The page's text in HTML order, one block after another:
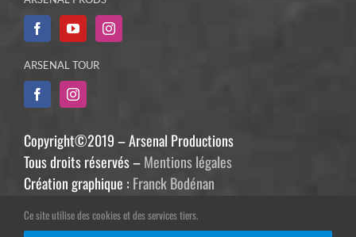
ARSENAL TOUR
Copyright©2019 – Arsenal Productions
Tous droits réservés –Mentions légales
Création graphique : Franck Bodénan
Ce site utilise des cookies et des services tiers.